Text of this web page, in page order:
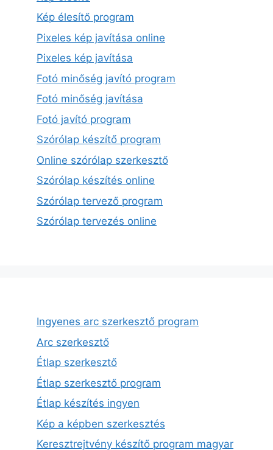
Kép élesítő program
Pixeles kép javítása online
Pixeles kép javítása
Fotó minőség javító program
Fotó minőség javítása
Fotó javító program
Szórólap készítő program
Online szórólap szerkesztő
Szórólap készítés online
Szórólap tervező program
Szórólap tervezés online
Ingyenes arc szerkesztő program
Arc szerkesztő
Étlap szerkesztő
Étlap szerkesztő program
Étlap készítés ingyen
Kép a képben szerkesztés
Keresztrejtvény készítő program magyar